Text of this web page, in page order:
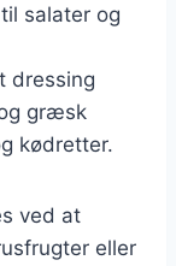
salater og
dressing
græsk
kødretter.
ved at
eller